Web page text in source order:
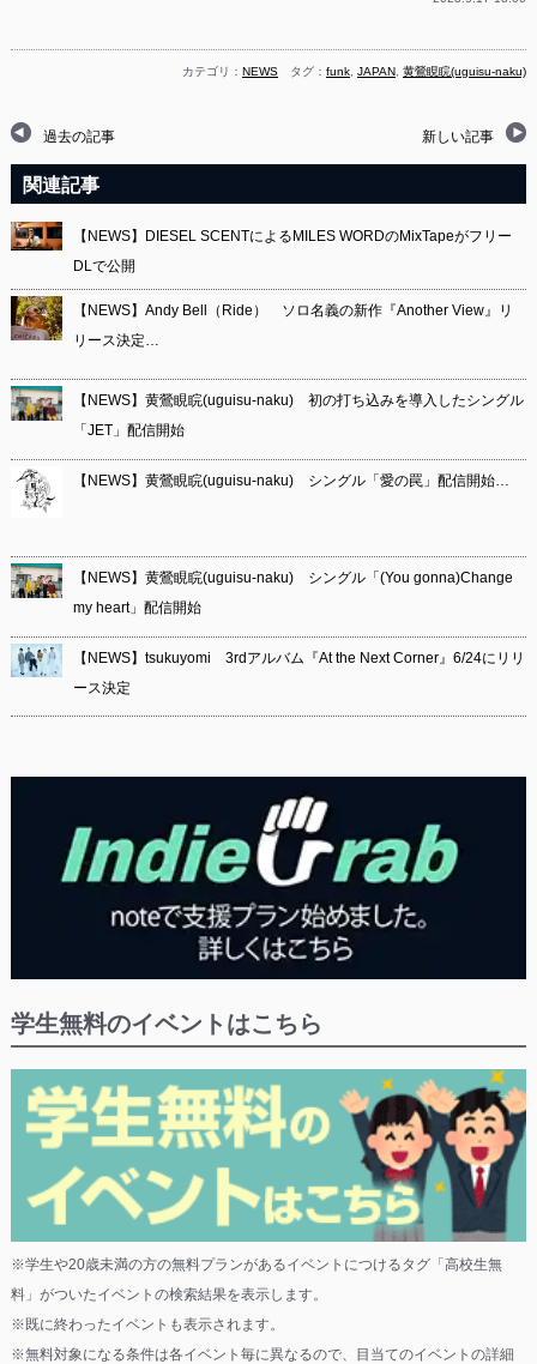
カテゴリ：NEWS タグ：funk ,JAPAN ,黄鶯睍睆(uguisu-naku)
過去の記事 新しい記事
関連記事
【NEWS】DIESEL SCENTによるMILES WORDのMixTapeがフリー
DLで公開
【NEWS】Andy Bell（Ride） ソロ名義の新作『Another View』リ
リース決定…
【NEWS】黄鶯睍睆(uguisu-naku) 初の打ち込みを導入したシングル
「JET」配信開始
【NEWS】黄鶯睍睆(uguisu-naku) シングル「愛の罠」配信開始…
【NEWS】黄鶯睍睆(uguisu-naku) シングル「(You gonna)Change
my heart」配信開始
【NEWS】tsukuyomi 3rdアルバム『At the Next Corner』6/24にリリ
ース決定
学生無料のイベントはこちら
※学生や20歳未満の方の無料プランがあるイベントにつけるタグ「高校生無
料」がついたイベントの検索結果を表示します。
※既に終わったイベントも表示されます。
※無料対象になる条件は各イベント毎に異なるので、目当てのイベントの詳細